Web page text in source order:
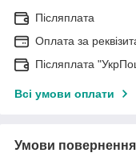
Післяплата
Оплата за
Післяплата
Всі умови оплати
Умови повернення